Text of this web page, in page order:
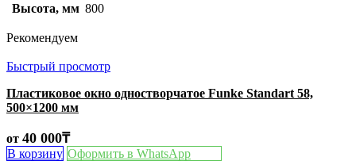
Высота, мм 800
Рекомендуем
Быстрый просмотр
Пластиковое окно одностворчатое Funke Standart 58,
500×1200 мм
от 40 000₸
В корзину Оформить в WhatsApp